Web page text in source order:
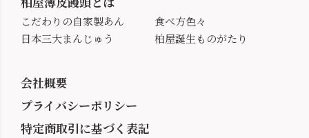
こだわりの自家製あん
日本三大まんじゅう
食べ方色々
柏屋誕生ものがたり
会社概要
プライバシーポリシー
特定商取引に基づく表記